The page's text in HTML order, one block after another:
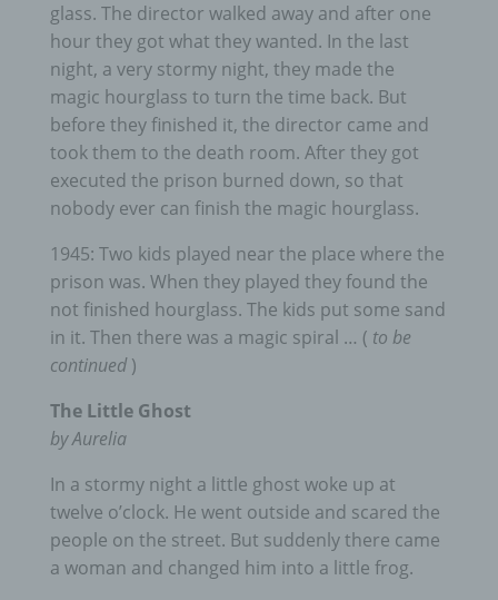
glass. The director walked away and after one
hour they got what they wanted. In the last
night, a very stormy night, they made the
magic hourglass to turn the time back. But
before they finished it, the director came and
took them to the death room. After they got
executed the prison burned down, so that
nobody ever can finish the magic hourglass.
1945: Two kids played near the place where the
prison was. When they played they found the
not finished hourglass. The kids put some sand
in it. Then there was a magic spiral … ( to be
continued)
The Little Ghost
by Aurelia
In a stormy night a little ghost woke up at
twelve o’clock. He went outside and scared the
people on the street. But suddenly there came
a woman and changed him into a little frog.